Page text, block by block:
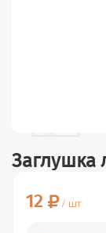
Заглушка
12
/ шт